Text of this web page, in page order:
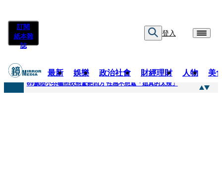
訂閱
紙本雜
誌
登入
最新 娛樂 政治社會 財經理財 人物 美
快訊
69歲陸小芬曬照狀態驚艷四方 性感不想遮「姐真的太辣」